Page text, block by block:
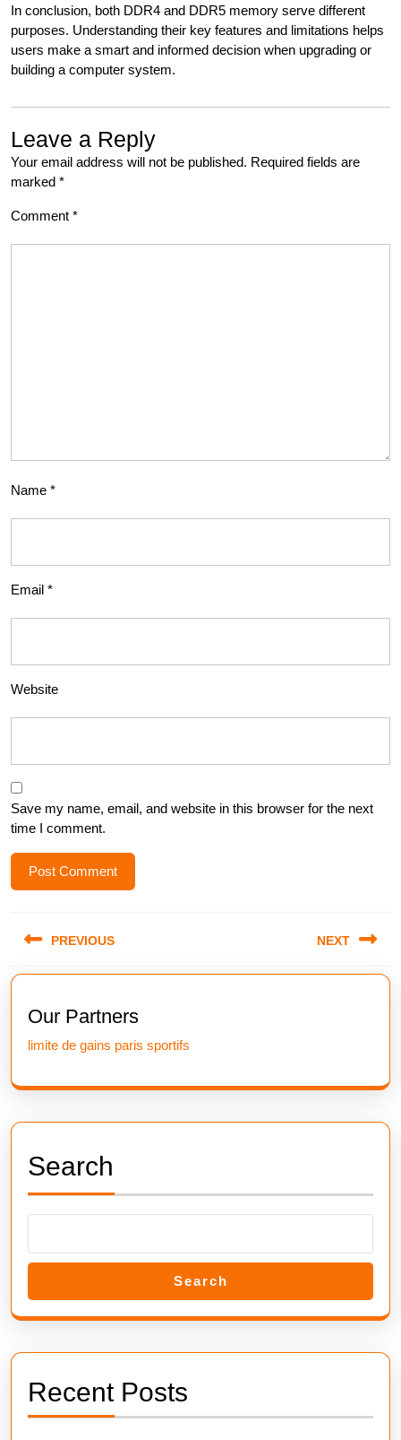
In conclusion, both DDR4 and DDR5 memory serve different
purposes. Understanding their key features and limitations helps
users make a smart and informed decision when upgrading or
building a computer system.
Leave a Reply
Your email address will not be published. Required fields are
marked *
Comment *
Name *
Email *
Website
Save my name, email, and website in this browser for the next
time I comment.
navigation
PREVIOUS
Previous
post:
NEXT
Our Partners
limite de gains paris sportifs
Search
Search
Recent Posts